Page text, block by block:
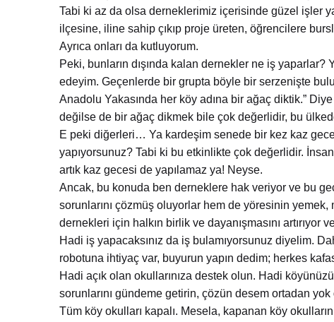
Tabi ki az da olsa derneklerimiz içerisinde güzel işler
ilçesine, iline sahip çıkıp proje üreten, öğrencilere
Ayrıca onları da kutluyorum.
Peki, bunların dışında kalan dernekler ne iş yaparlar?
edeyim. Geçenlerde bir grupta böyle bir serzenişte
Anadolu Yakasında her köy adına bir ağaç diktik.”
değilse de bir ağaç dikmek bile çok değerlidir, bu
E peki diğerleri… Ya kardeşim senede bir kez kaz
yapıyorsunuz? Tabi ki bu etkinlikte çok değerlidir.
artık kaz gecesi de yapılamaz ya! Neyse.
Ancak, bu konuda ben derneklere hak veriyor ve bu
sorunlarını çözmüş oluyorlar hem de yöresinin
dernekleri için halkın birlik ve dayanışmasını artırıyor
Hadi iş yapacaksınız da iş bulamıyorsunuz diyelim.
robotuna ihtiyaç var, buyurun yapın dedim; herkes
Hadi açık olan okullarınıza destek olun. Hadi
sorunlarını gündeme getirin, çözün desem ortadan
Tüm köy okulları kapalı. Mesela, kapanan köy